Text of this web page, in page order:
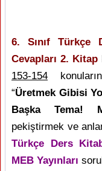
6. Sınıf Türkçe
Cevapları 2. Kitap
153-154
“Üretmek Gibisi
Başka Tema!
pekiştirmek ve
Türkçe Ders
MEB Yayınları